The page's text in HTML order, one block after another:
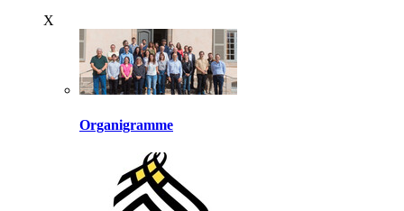
X
Organigramme